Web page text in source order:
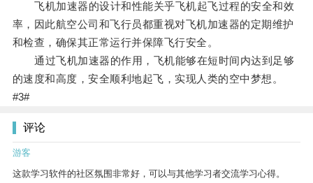
飞机加速器的设计和性能关乎飞机起飞过程的安全和效
率，因此航空公司和飞行员都重视对飞机加速器的定期维护
和检查，确保其正常运行并保障飞行安全。
通过飞机加速器的作用，飞机能够在短时间内达到足够
的速度和高度，安全顺利地起飞，实现人类的空中梦想。
#3#
评论
游客
这款学习软件的社区氛围非常好，可以与其他学习者交流学习心得。